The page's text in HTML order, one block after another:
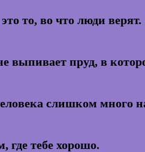
то, во что люди верят.
выпивает пруд, в
слишком много
где тебе хорошо.